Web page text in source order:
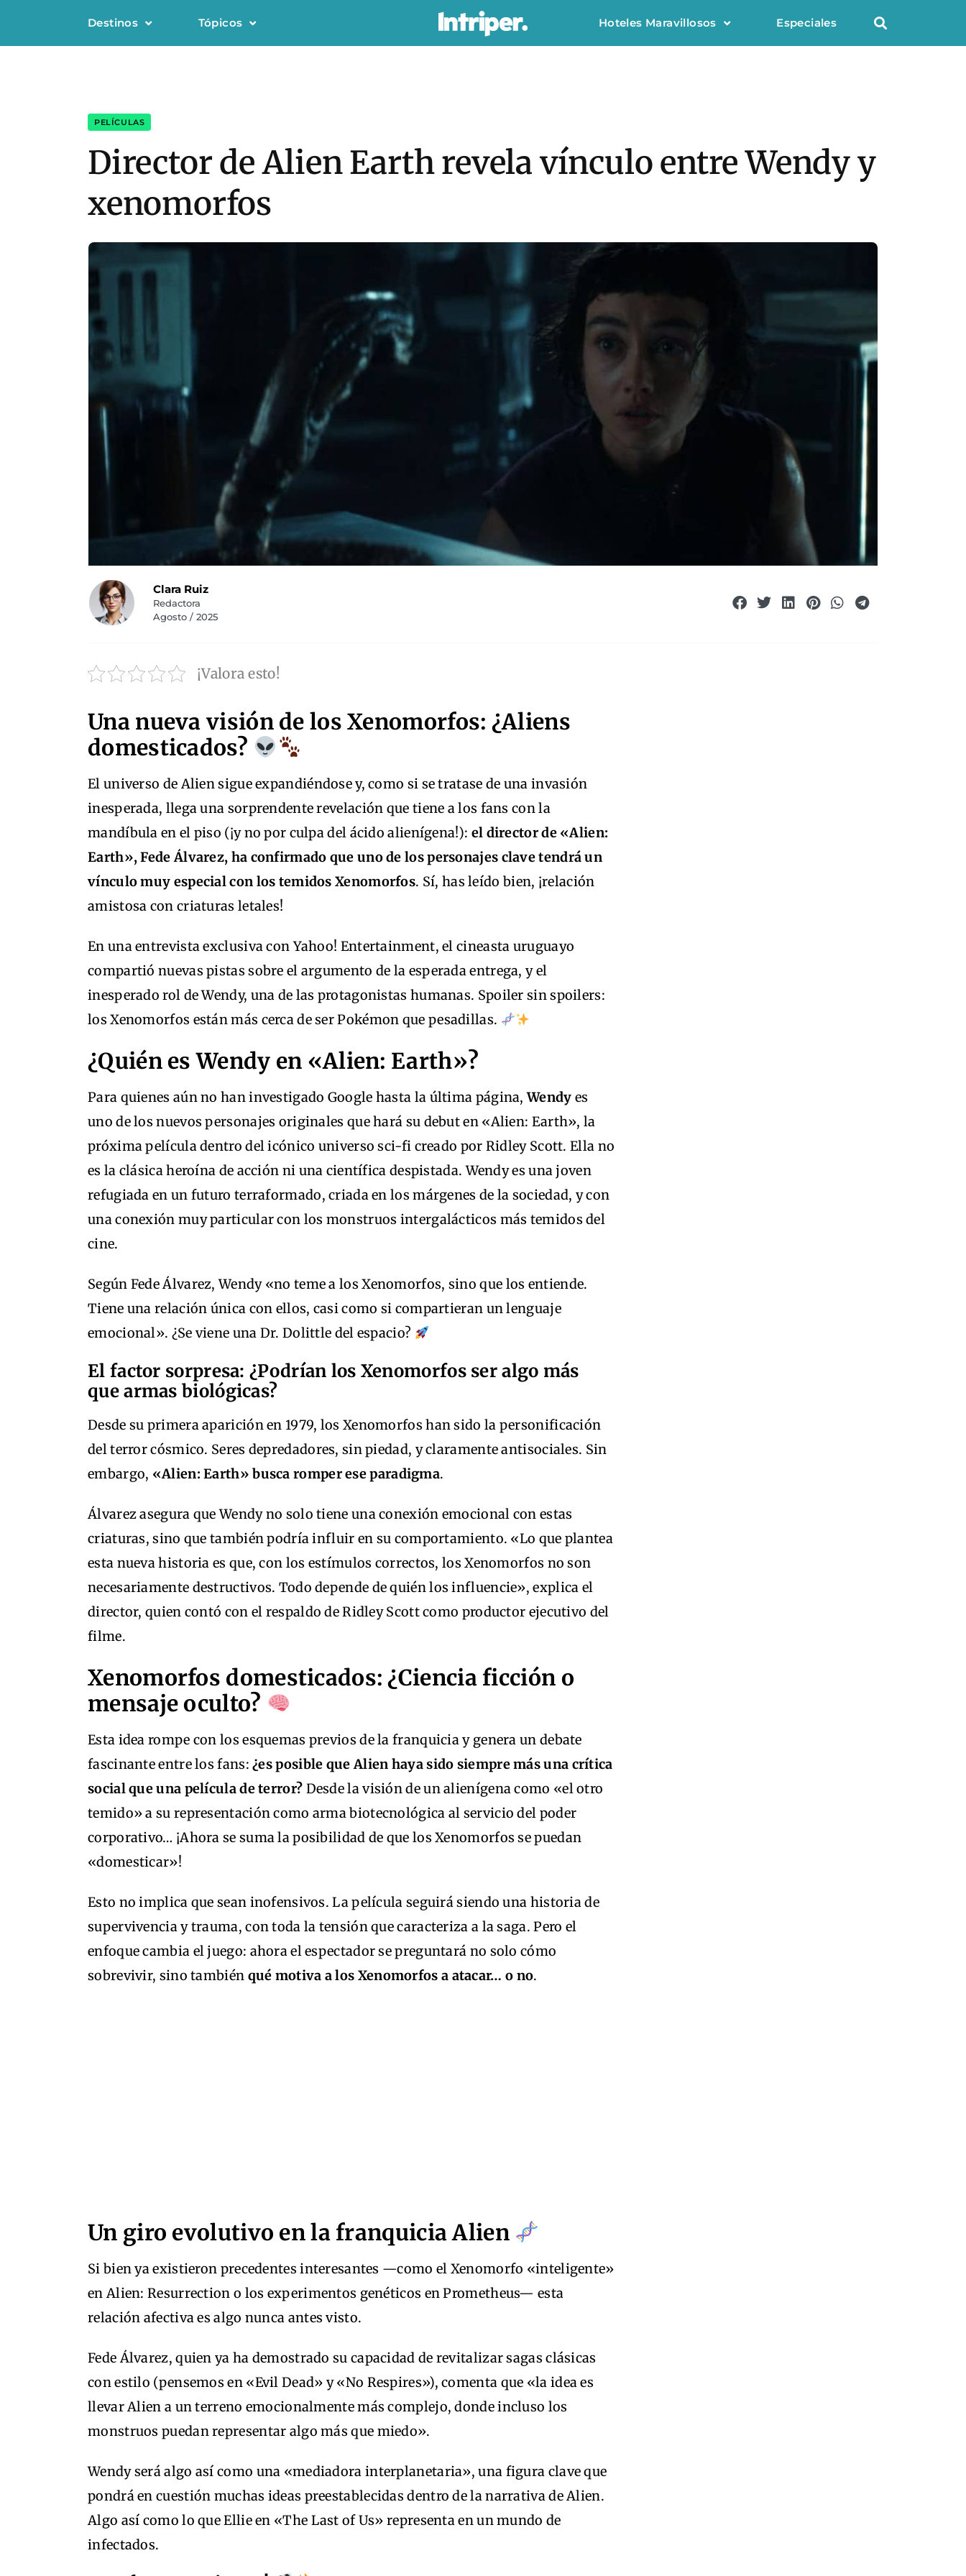
Destinos Tópicos Hoteles Maravillosos Especiales
PELÍCULAS
Director de Alien Earth revela vínculo entre Wendy y
xenomorfos
Clara Ruiz
Redactora
Agosto / 2025
¡Valora esto!
Una nueva visión de los Xenomorfos: ¿Aliens
domesticados?
El universo de Alien sigue expandiéndose y, como si se tratase de una invasión
inesperada, llega una sorprendente revelación que tiene a los fans con la
mandíbula en el piso (¡y no por culpa del ácido alienígena!): el director de «Alien:
Earth», Fede Álvarez, ha confirmado que uno de los personajes clave tendrá un
vínculo muy especial con los temidos Xenomorfos. Sí, has leído bien, ¡relación
amistosa con criaturas letales!
En una entrevista exclusiva con Yahoo! Entertainment, el cineasta uruguayo
compartió nuevas pistas sobre el argumento de la esperada entrega, y el
inesperado rol de Wendy, una de las protagonistas humanas. Spoiler sin spoilers:
los Xenomorfos están más cerca de ser Pokémon que pesadillas.
¿Quién es Wendy en «Alien: Earth»?
Para quienes aún no han investigado Google hasta la última página,Wendy es
uno de los nuevos personajes originales que hará su debut en «Alien: Earth», la
próxima película dentro del icónico universo sci-fi creado por Ridley Scott. Ella no
es la clásica heroína de acción ni una científica despistada. Wendy es una joven
refugiada en un futuro terraformado, criada en los márgenes de la sociedad, y con
una conexión muy particular con los monstruos intergalácticos más temidos del
cine.
Según Fede Álvarez, Wendy «no teme a los Xenomorfos, sino que los entiende.
Tiene una relación única con ellos, casi como si compartieran un lenguaje
emocional». ¿Se viene una Dr. Dolittle del espacio?
El factor sorpresa: ¿Podrían los Xenomorfos ser algo más
que armas biológicas?
Desde su primera aparición en 1979, los Xenomorfos han sido la personificación
del terror cósmico. Seres depredadores, sin piedad, y claramente antisociales. Sin
embargo, «Alien: Earth» busca romper ese paradigma.
Álvarez asegura que Wendy no solo tiene una conexión emocional con estas
criaturas, sino que también podría influir en su comportamiento. «Lo que plantea
esta nueva historia es que, con los estímulos correctos, los Xenomorfos no son
necesariamente destructivos. Todo depende de quién los influencie», explica el
director, quien contó con el respaldo de Ridley Scott como productor ejecutivo del
filme.
Xenomorfos domesticados: ¿Ciencia ficción o
mensaje oculto?
Esta idea rompe con los esquemas previos de la franquicia y genera un debate
fascinante entre los fans:¿es posible que Alien haya sido siempre más una crítica
social que una película de terror? Desde la visión de un alienígena como «el otro
temido» a su representación como arma biotecnológica al servicio del poder
corporativo… ¡Ahora se suma la posibilidad de que los Xenomorfos se puedan
«domesticar»!
Esto no implica que sean inofensivos. La película seguirá siendo una historia de
supervivencia y trauma, con toda la tensión que caracteriza a la saga. Pero el
enfoque cambia el juego: ahora el espectador se preguntará no solo cómo
sobrevivir, sino también qué motiva a los Xenomorfos a atacar… o no.
Un giro evolutivo en la franquicia Alien
Si bien ya existieron precedentes interesantes —como el Xenomorfo «inteligente»
en Alien: Resurrection o los experimentos genéticos en Prometheus— esta
relación afectiva es algo nunca antes visto.
Fede Álvarez, quien ya ha demostrado su capacidad de revitalizar sagas clásicas
con estilo (pensemos en «Evil Dead» y «No Respires»), comenta que «la idea es
llevar Alien a un terreno emocionalmente más complejo, donde incluso los
monstruos puedan representar algo más que miedo».
Wendy será algo así como una «mediadora interplanetaria», una figura clave que
pondrá en cuestión muchas ideas preestablecidas dentro de la narrativa de Alien.
Algo así como lo que Ellie en «The Last of Us» representa en un mundo de
infectados.